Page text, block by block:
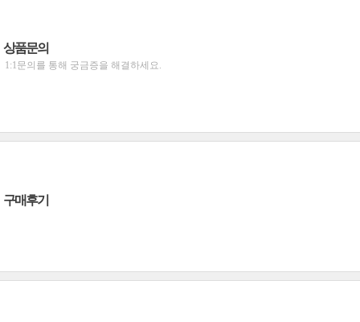
상품문의
1:1문의를 통해 궁금증을 해결하세요.
구매후기